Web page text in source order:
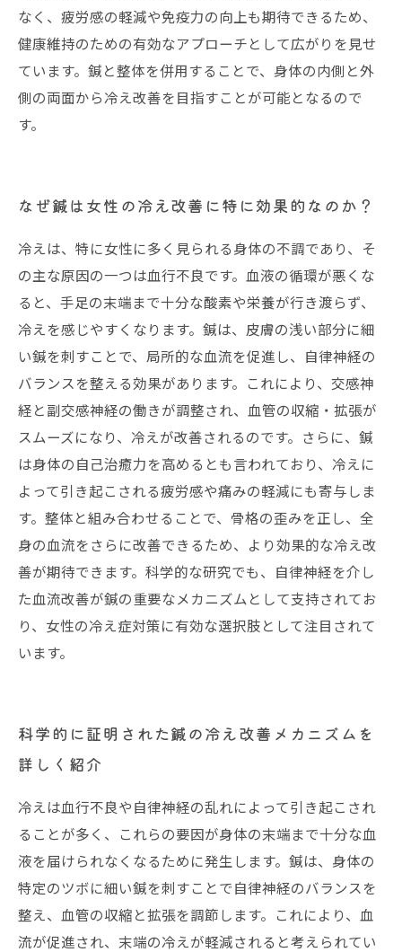
なく、疲労感の軽減や免疫力の向上も期待できるため、
健康維持のための有効なアプローチとして広がりを見せ
ています。鍼と整体を併用することで、身体の内側と外
側の両面から冷え改善を目指すことが可能となるので
す。
なぜ鍼は女性の冷え改善に特に効果的なのか？
冷えは、特に女性に多く見られる身体の不調であり、そ
の主な原因の一つは血行不良です。血液の循環が悪くな
ると、手足の末端まで十分な酸素や栄養が行き渡らず、
冷えを感じやすくなります。鍼は、皮膚の浅い部分に細
い鍼を刺すことで、局所的な血流を促進し、自律神経の
バランスを整える効果があります。これにより、交感神
経と副交感神経の働きが調整され、血管の収縮・拡張が
スムーズになり、冷えが改善されるのです。さらに、鍼
は身体の自己治癒力を高めるとも言われており、冷えに
よって引き起こされる疲労感や痛みの軽減にも寄与しま
す。整体と組み合わせることで、骨格の歪みを正し、全
身の血流をさらに改善できるため、より効果的な冷え改
善が期待できます。科学的な研究でも、自律神経を介し
た血流改善が鍼の重要なメカニズムとして支持されてお
り、女性の冷え症対策に有効な選択肢として注目されて
います。
科学的に証明された鍼の冷え改善メカニズムを
詳しく紹介
冷えは血行不良や自律神経の乱れによって引き起こされ
ることが多く、これらの要因が身体の末端まで十分な血
液を届けられなくなるために発生します。鍼は、身体の
特定のツボに細い鍼を刺すことで自律神経のバランスを
整え、血管の収縮と拡張を調節します。これにより、血
流が促進され、末端の冷えが軽減されると考えられてい